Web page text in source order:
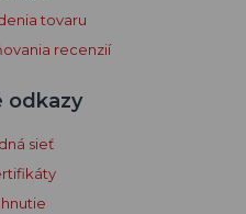
tovaru
recenzií
odkazy
sieť